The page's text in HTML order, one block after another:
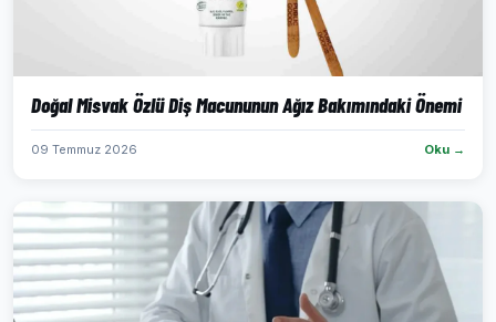
Doğal Misvak Özlü Diş Macununun Ağız Bakımındaki Önemi
09 Temmuz 2026 Oku →